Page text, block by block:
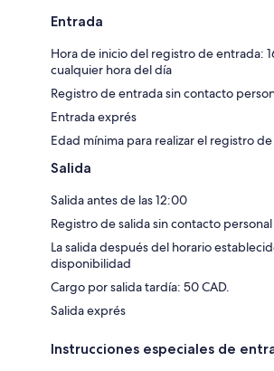
Entrada
Hora de inicio del registro de entrada:
cualquier hora del día
Registro de entrada sin contacto
Entrada exprés
Edad mínima para realizar el registro
Salida
Salida antes de las 12:00
Registro de salida sin contacto
La salida después del horario
disponibilidad
Cargo por salida tardía: 50 CAD.
Salida exprés
Instrucciones especiales de